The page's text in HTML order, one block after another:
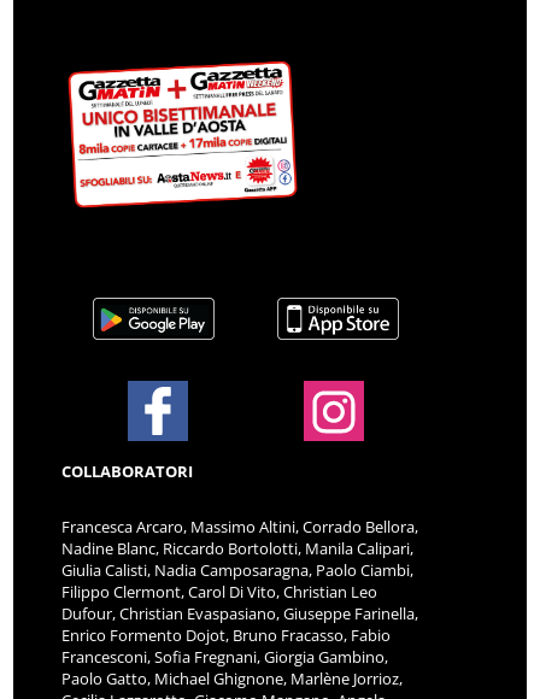
COLLABORATORI
Francesca Arcaro, Massimo Altini, Corrado Bellora,
Nadine Blanc, Riccardo Bortolotti, Manila Calipari,
Giulia Calisti, Nadia Camposaragna, Paolo Ciambi,
Filippo Clermont, Carol Di Vito, Christian Leo
Dufour, Christian Evaspasiano, Giuseppe Farinella,
Enrico Formento Dojot, Bruno Fracasso, Fabio
Francesconi, Sofia Fregnani, Giorgia Gambino,
Paolo Gatto, Michael Ghignone, Marlène Jorrioz,